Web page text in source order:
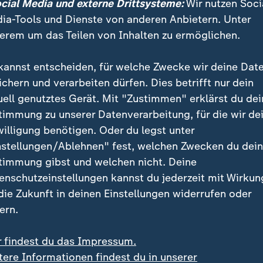
wegen ihres Kopftuches in Teheran verhaftet und
Iran. Wo steht das Land heute?
Medien sprechen von
Medien berichteten, der Sicherheitsdienst der
übergeben. Sie wiesen die Darstellung in
von "psychischen Problemen" der jungen Frau.
weiter. Ihre Privatsphäre müsse respektiert
Media und externe Drittsysteme:Wir nutzen
Tools und Dienste von anderen Anbietern. Unter
um das Teilen von Inhalten zu ermöglichen.
entscheiden, für welche Zwecke wir deine
und verarbeiten dürfen. Dies betrifft nur dein
genutztes Gerät. Mit "Zustimmen" erklärst du
zu unserer Datenverarbeitung, für die wir
benötigen. Oder du legst unter
Ablehnen" fest, welchen Zwecken du
gibst und welchen nicht. Deine
kannst du jederzeit mit
Zukunft in deinen Einstellungen widerrufen oder
findest du das Impressum.
Informationen findest du in unserer